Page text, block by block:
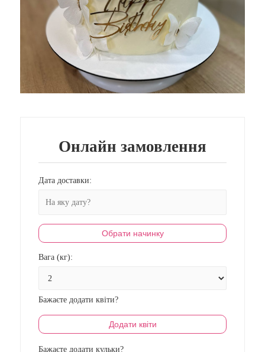
Онлайн замовлення
Дата доставки:
Обрати начинку
Вага (кг):
Бажаєте додати квіти?
Додати квіти
Бажаєте додати кульки?